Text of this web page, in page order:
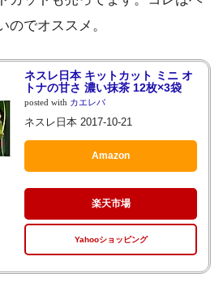
のでオススメ。
ネスレ日本 キットカット ミニ オ
トナの甘さ 濃い抹茶 12枚×3袋
posted with カエレバ
ネスレ日本 2017-10-21
Amazon
楽天市場
Yahooショッピング